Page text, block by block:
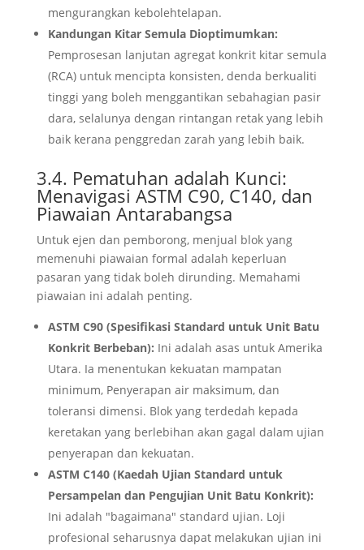
mengurangkan kebolehtelapan.
Kandungan Kitar Semula Dioptimumkan:
Pemprosesan lanjutan agregat konkrit kitar semula
(RCA) untuk mencipta konsisten, denda berkualiti
tinggi yang boleh menggantikan sebahagian pasir
dara, selalunya dengan rintangan retak yang lebih
baik kerana penggredan zarah yang lebih baik.
3.4. Pematuhan adalah Kunci:
Menavigasi ASTM C90, C140, dan
Piawaian Antarabangsa
Untuk ejen dan pemborong, menjual blok yang
memenuhi piawaian formal adalah keperluan
pasaran yang tidak boleh dirunding. Memahami
piawaian ini adalah penting.
ASTM C90 (Spesifikasi Standard untuk Unit Batu
Konkrit Berbeban): Ini adalah asas untuk Amerika
Utara. Ia menentukan kekuatan mampatan
minimum, Penyerapan air maksimum, dan
toleransi dimensi. Blok yang terdedah kepada
keretakan yang berlebihan akan gagal dalam ujian
penyerapan dan kekuatan.
ASTM C140 (Kaedah Ujian Standard untuk
Persampelan dan Pengujian Unit Batu Konkrit):
Ini adalah "bagaimana" standard ujian. Loji
profesional seharusnya dapat melakukan ujian ini